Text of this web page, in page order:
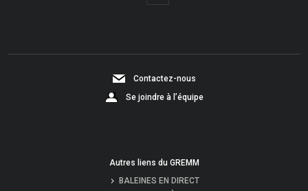
Contactez-nous
Se joindre à l’équipe
Autres liens du GREMM
BALEINES EN DIRECT